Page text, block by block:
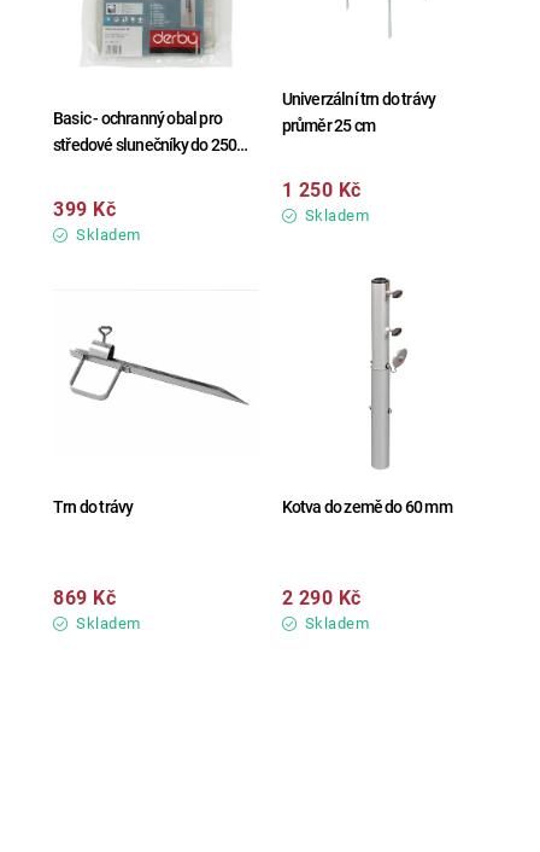
Basic - ochranný obal pro
středové slunečníky do 250
Skladem
399 Kč
Univerzální trn do trávy
průměr 25 cm
Skladem
1 250 Kč
Trn do trávy
Skladem
869 Kč
Kotva do země do 60 mm
Skladem
2 290 Kč